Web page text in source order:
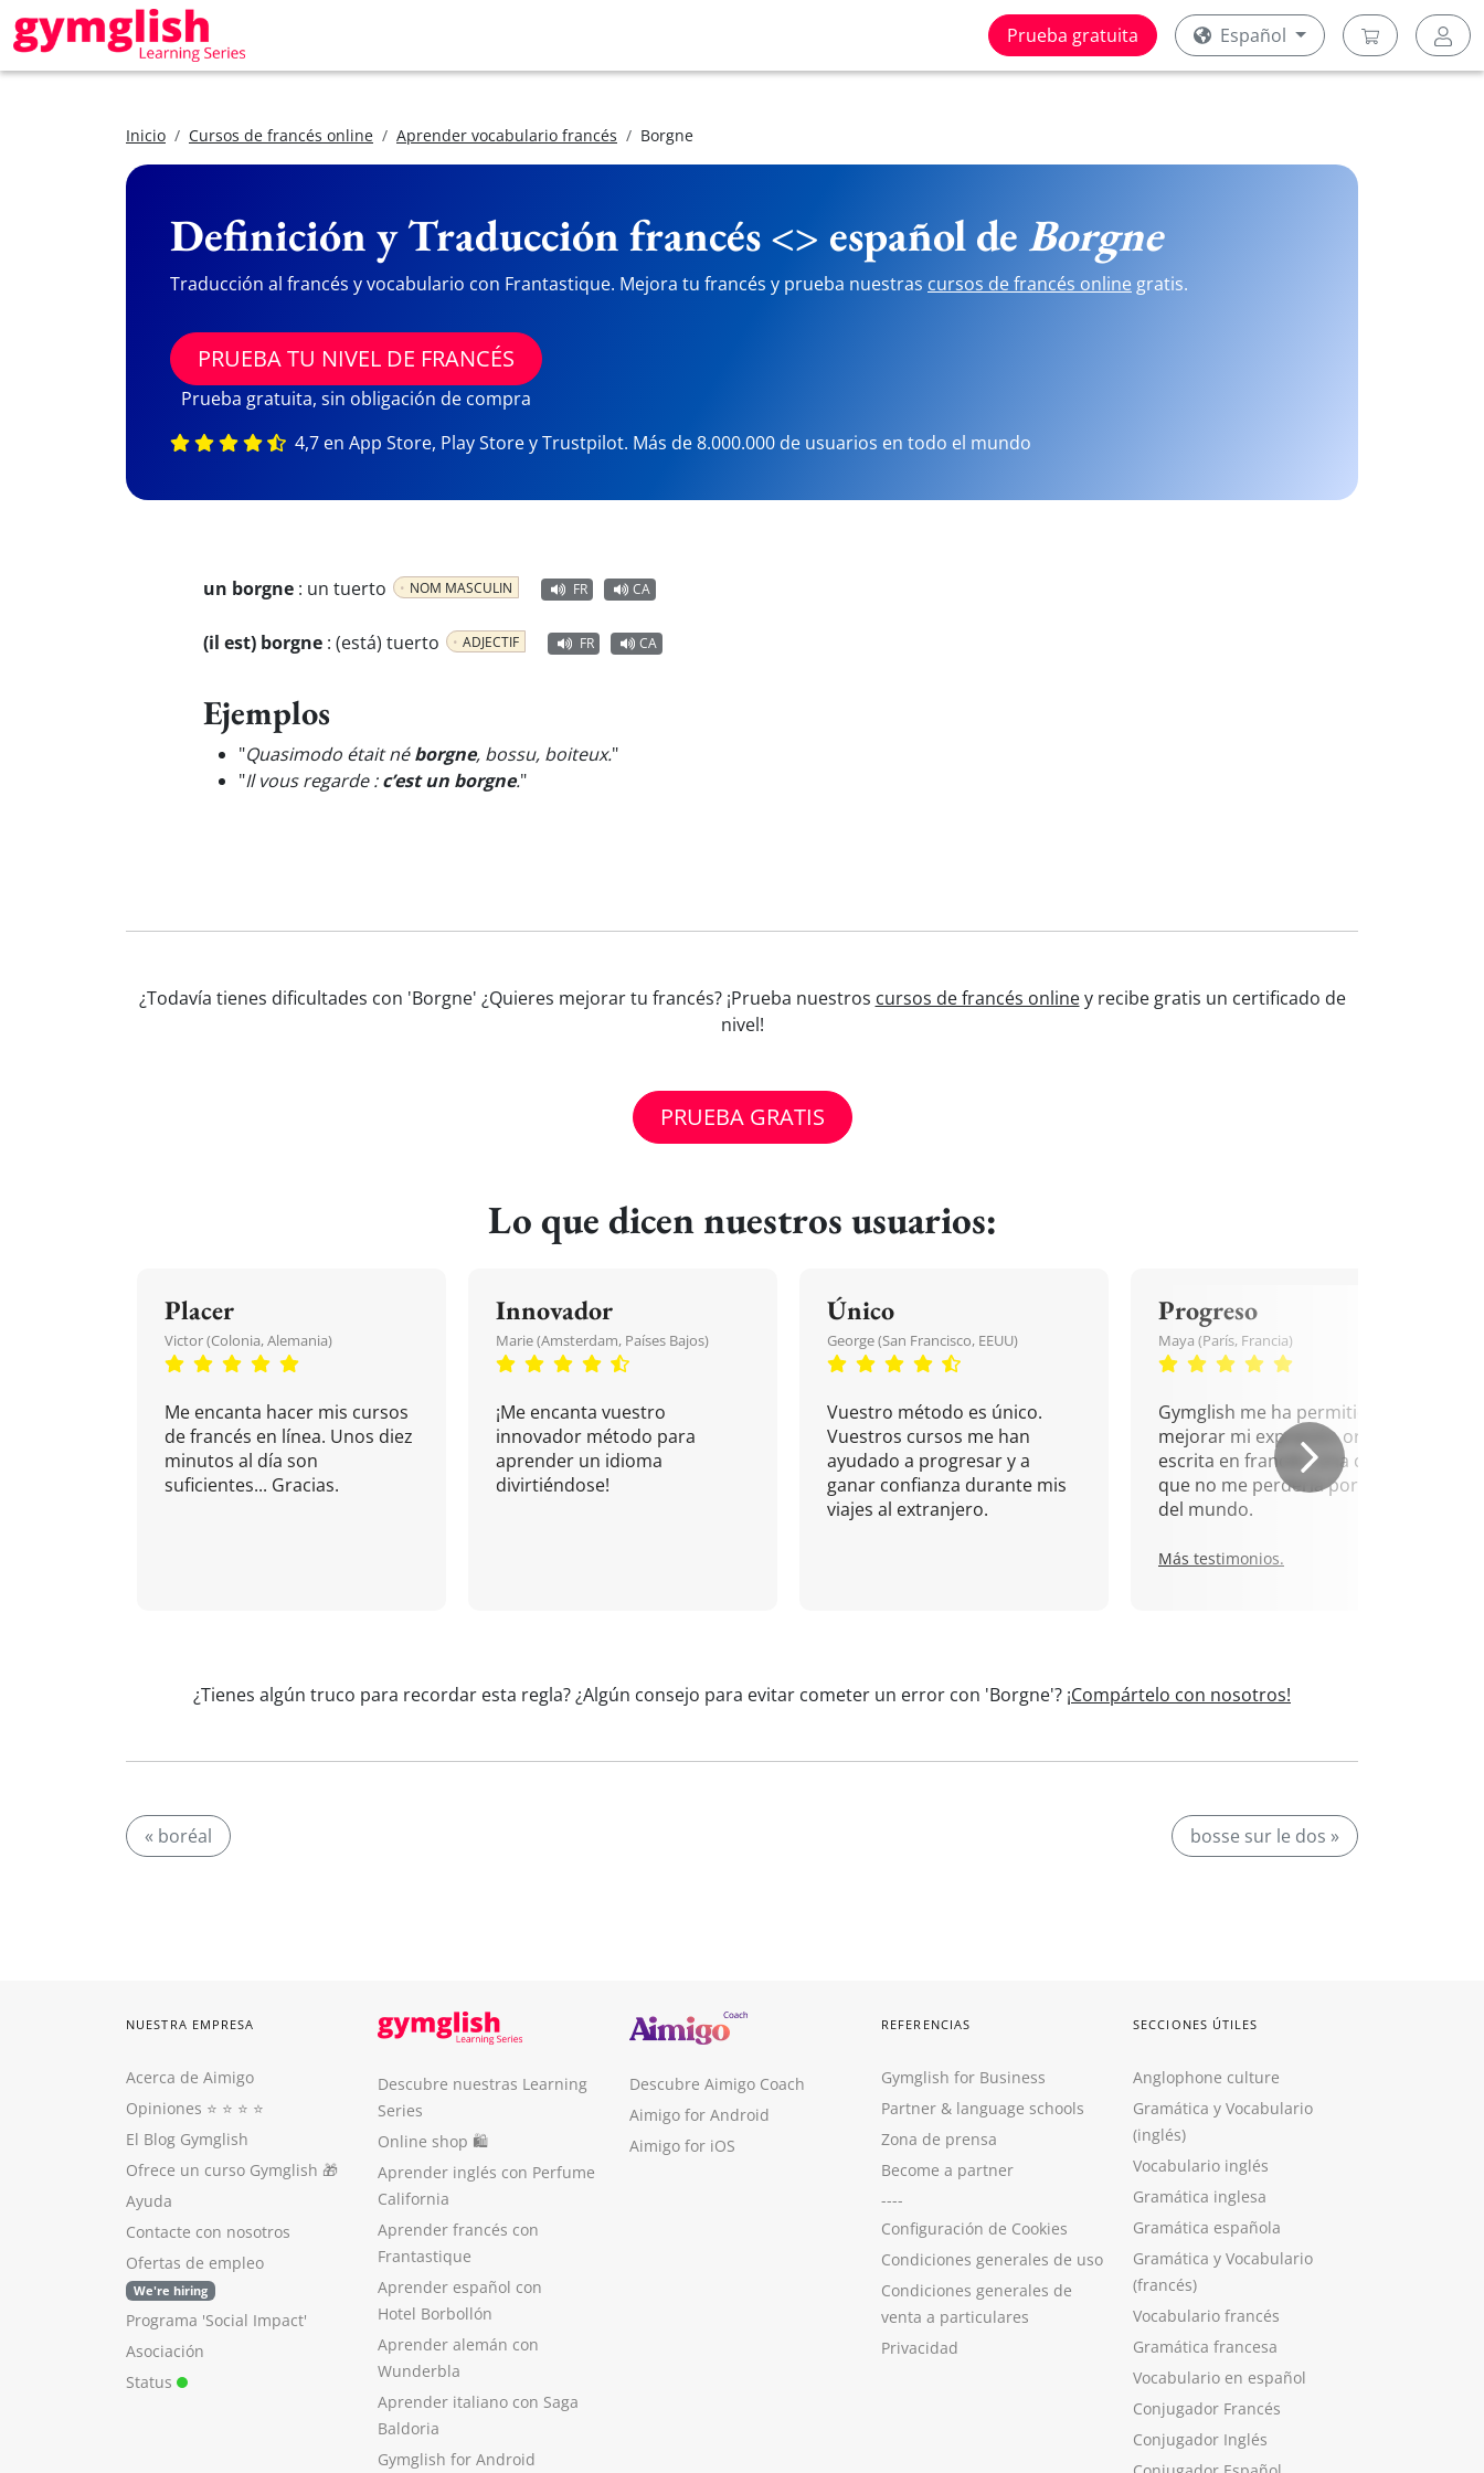
Prueba gratuita Español
Inicio Cursos de francés online Aprender vocabulario francés Borgne
Definición y Traducción francés <> español de Borgne
Traducción al francés y vocabulario con Frantastique. Mejora tu francés y prueba nuestras cursos de francés online gratis.
PRUEBA TU NIVEL DE FRANCÉS
Prueba gratuita, sin obligación de compra
4,7 en App Store, Play Store y Trustpilot. Más de 8.000.000 de usuarios en todo el mundo
un borgne : un tuerto NOM MASCULIN FR CA
(il est) borgne : (está) tuerto ADJECTIF FR CA
Ejemplos
"Quasimodo était néborgne, bossu, boiteux."
"Il vous regarde :c’est un borgne."
¿Todavía tienes dificultades con 'Borgne' ¿Quieres mejorar tu francés? ¡Prueba nuestros cursos de francés onliney recibe gratis un certificado de
nivel!
PRUEBA GRATIS
Lo que dicen nuestros usuarios:
Placer
Victor (Colonia, Alemania)
Me encanta hacer mis cursos
de francés en línea. Unos diez
minutos al día son
suficientes... Gracias.
Innovador
Marie (Amsterdam, Países Bajos)
¡Me encanta vuestro
innovador método para
aprender un idioma
divirtiéndose!
Único
George (San Francisco, EEUU)
Vuestro método es único.
Vuestros cursos me han
ayudado a progresar y a
ganar confianza durante mis
viajes al extranjero.
Progreso
Maya (París, Francia)
Gymglish me ha permitido
mejorar mi expresión oral y
escrita en francés. Una cita
que no me perdería por nada
del mundo.
Más testimonios.
¿Tienes algún truco para recordar esta regla? ¿Algún consejo para evitar cometer un error con 'Borgne'? ¡Compártelo con nosotros!
« boréal bosse sur le dos »
NUESTRA EMPRESA
Acerca de Aimigo
Opiniones ⭐️ ⭐️ ⭐️ ⭐️
El Blog Gymglish
Ofrece un curso Gymglish 🎁
Ayuda
Contacte con nosotros
Ofertas de empleo
We're hiring
Programa 'Social Impact'
Asociación
Status
Descubre nuestras Learning
Series
Online shop 🛍
Aprender inglés con Perfume
California
Aprender francés con
Frantastique
Aprender español con
Hotel Borbollón
Aprender alemán con
Wunderbla
Aprender italiano con Saga
Baldoria
Gymglish for Android
Descubre Aimigo Coach
Aimigo for Android
Aimigo for iOS
REFERENCIAS
Gymglish for Business
Partner & language schools
Zona de prensa
Become a partner
----
Configuración de Cookies
Condiciones generales de uso
Condiciones generales de
venta a particulares
Privacidad
SECCIONES ÚTILES
Anglophone culture
Gramática y Vocabulario
(inglés)
Vocabulario inglés
Gramática inglesa
Gramática española
Gramática y Vocabulario
(francés)
Vocabulario francés
Gramática francesa
Vocabulario en español
Conjugador Francés
Conjugador Inglés